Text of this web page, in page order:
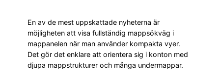
En av de mest uppskattade nyheterna är
möjligheten att visa fullständig mappsökväg i
mappanelen när man använder kompakta vyer.
Det gör det enklare att orientera sig i konton med
djupa mappstrukturer och många undermappar.